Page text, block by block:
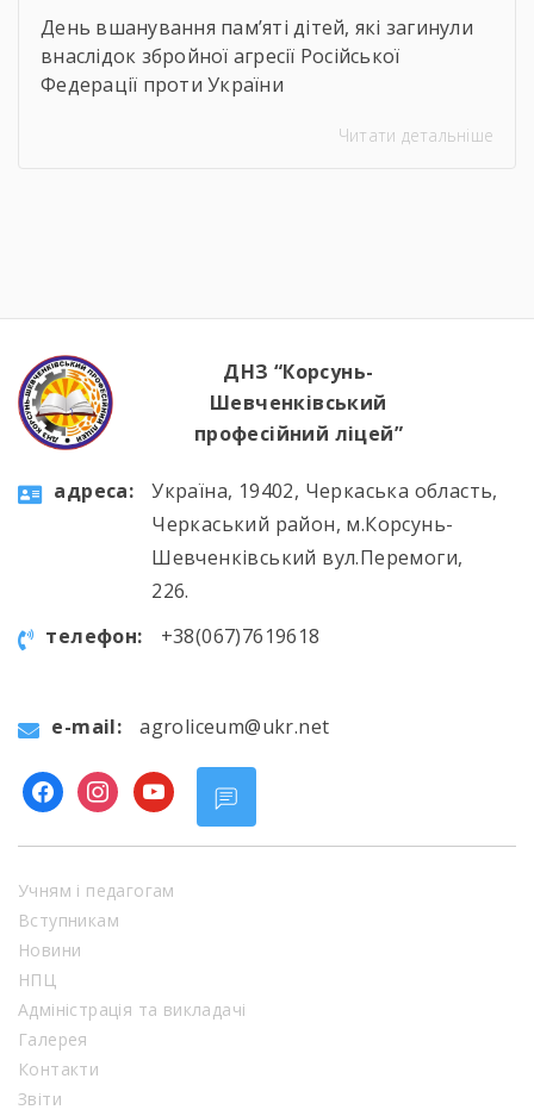
День вшанування пам’яті дітей, які загинули
внаслідок збройної агресії Російської
Федерації проти України
Читати детальніше
ДНЗ “Корсунь-
Шевченківський
професійний ліцей”
aдресa:
Україна, 19402, Черкаська область,
Черкаський район, м.Корсунь-
Шевченківський вул.Перемоги,
226.
телефон:
+38(067)7619618
e-mail: agroliceum@ukr.net
facebookinstagram
youtube
Учням і педагогам
Вступникам
Новини
НПЦ
Адміністрація та викладачі
Галерея
Контакти
Звіти